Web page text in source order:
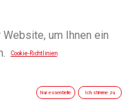
um Ihnen ein
Cookie-Richtlinien
Nur essentielle Ich stimme zu